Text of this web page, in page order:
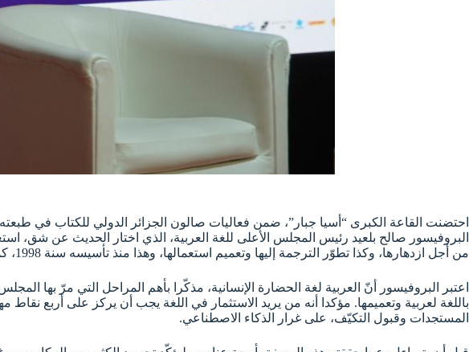
البروفيسور صالح بلعيد رئيس المجلس الأعلى للغة العربية، الذي اختار الحديث عن
من أجل ازدهارها، وكذا تطوّر الترجمة إليها وتعميم استعمالها، وهذا منذ تأسيسه سنة 1998، كما تحدث عن أهم المهام الذي قام بها المجلس منذ تأسيسه ومنذ توليه هو منصب الرئيس.
باللغة لعربية وتعميمها. مؤكدا أنه من يريد الاستثمار في اللغة يجب أن يركز على أربع نقاط
المستجدات وقبول التكيّف، على غرار الذكاء الاصطناعي.